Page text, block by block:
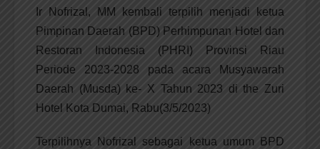
Ir Nofrizal, MM kembali terpilih menjadi ketua
Pimpinan Daerah (BPD) Perhimpunan Hotel dan
Restoran Indonesia (PHRI) Provinsi Riau
Periode 2023-2028 pada acara Musyawarah
Daerah (Musda) ke- X Tahun 2023 di the Zuri
Hotel Kota Dumai, Rabu(3/5/2023)
Terpilihnya Nofrizal sebagai ketua umum BPD